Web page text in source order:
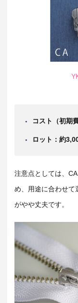
コスト（初期
ロット：約
注意点としては、
め、用途に合わせて
がやや丈夫です。